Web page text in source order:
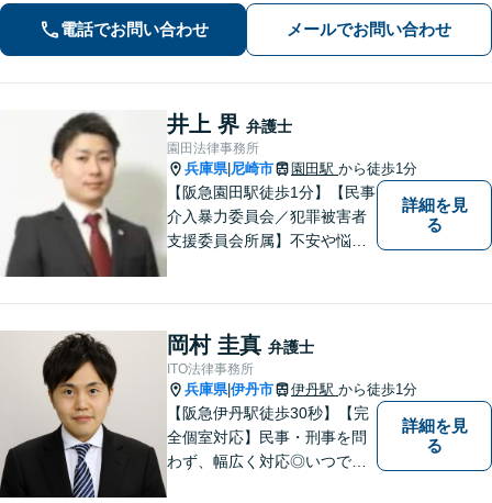
請求／面会交流など【相続・遺言】相
続放棄／遺産分割調停など【電話・メ
ール相談初回無料】【休日夜間対応
可】
電話でお問い合わせ メールでお問い合わせ
井上 界 弁護士
園田法律事務所
兵庫県| 尼崎市 園田駅 から徒歩1分
【阪急園田駅徒歩1分】【民事
介入暴力委員会／犯罪被害者
支援委員会所属】不安や悩み
期の対策こそが解決にとって
最も有効な手段です。最高の
法的サービスを社会の隅々に
まで届けます。
詳細を見
る
岡村 圭真 弁護士
ITO法律事務所
兵庫県|伊丹市 伊丹駅 から徒歩1分
【阪急伊丹駅徒歩30秒】【完
全個室対応】民事・刑事を問
わず、幅広く対応◎いつでも
詳細を見
る